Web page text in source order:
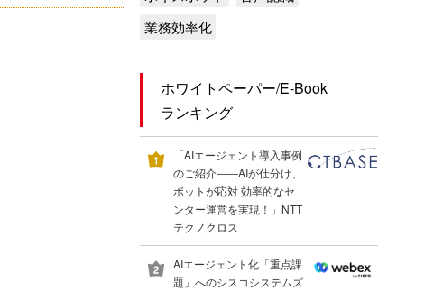
業務効率化
ホワイトペーパー/E-Book
ランキング
「AIエージェント導入事例
のご紹介――AIが仕分け、
ボットが応対 効率的なセ
ンター運営を実現！」NTT
テクノクロス
AIエージェント化「重点課
題」へのシスコシステムズ